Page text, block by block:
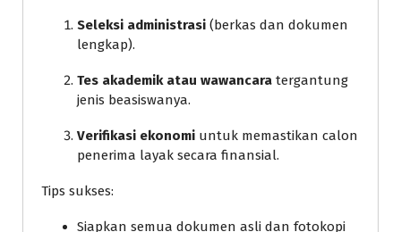
Seleksi administrasi (berkas dan dokumen
lengkap).
Tes akademik atau wawancara tergantung
jenis beasiswanya.
Verifikasi ekonomi untuk memastikan calon
penerima layak secara finansial.
Tips sukses:
Siapkan semua dokumen asli dan fotokopi